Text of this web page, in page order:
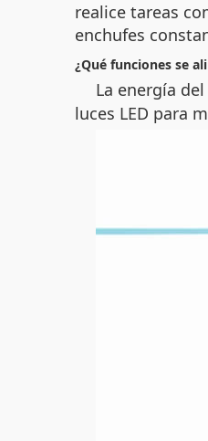
realice tareas
enchufes
¿Qué funciones se
La energía
luces LED para